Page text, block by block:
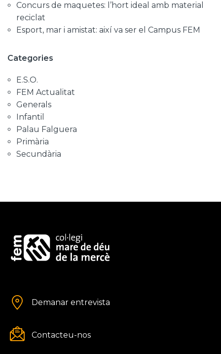
Concurs de maquetes: l’hort ideal amb material
reciclat
Esport, mar i amistat: així va ser el Campus FEM
Categories
E.S.O.
FEM Actualitat
Generals
Infantil
Palau Falguera
Primària
Secundària
Demanar entrevista
Contacteu-nos